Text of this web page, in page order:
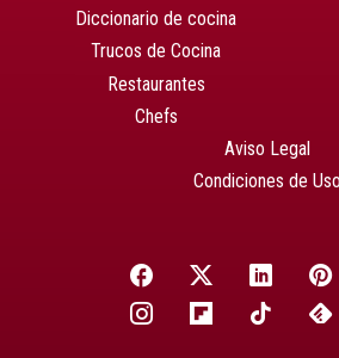
Diccionario de cocina
Trucos de Cocina
Restaurantes
Chefs
Aviso Legal
Condiciones de Uso